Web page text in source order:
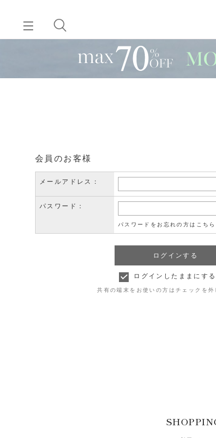
会員のお客様
メールアドレス：
パスワード：
パスワードをお忘れの方はこちら
ログインしたままにする
共有の端末をお使いの方はチェックを外